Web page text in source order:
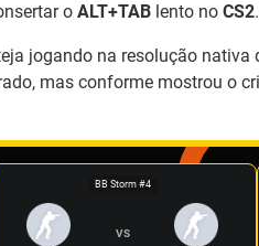
o ALT+TAB lento no CS2.
jogando na resolução nativa
mas conforme mostrou o
BB Storm #4
VS